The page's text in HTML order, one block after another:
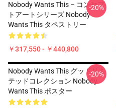
Nobody Wants This – コンセプ
トアートシリーズ Nobody
Wants This タペストリー
￥317,550 - ￥440,800
-20%
Nobody Wants This グッドリミ
テッドコレクション Nobody
Wants This ポスター
-20%